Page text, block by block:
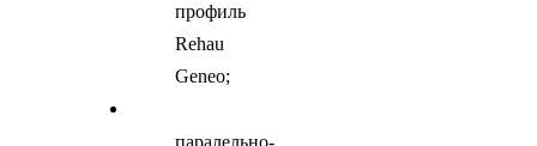
профиль
Rehau
Geneo;
паралельно-